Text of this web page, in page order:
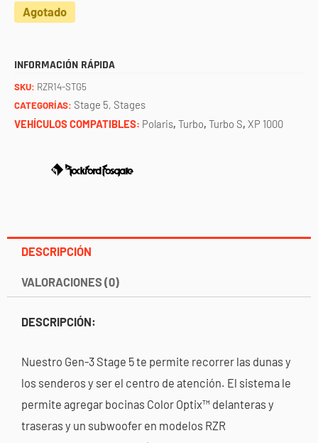
Agotado
INFORMACIÓN RÁPIDA
SKU: RZR14-STG5
CATEGORÍAS: Stage 5, Stages
VEHÍCULOS COMPATIBLES: Polaris, Turbo, Turbo S, XP 1000
DESCRIPCIÓN
VALORACIONES (0)
DESCRIPCIÓN:
Nuestro Gen-3 Stage 5 te permite recorrer las dunas y
los senderos y ser el centro de atención. El sistema le
permite agregar bocinas Color Optix™ delanteras y
traseras y un subwoofer en modelos RZR